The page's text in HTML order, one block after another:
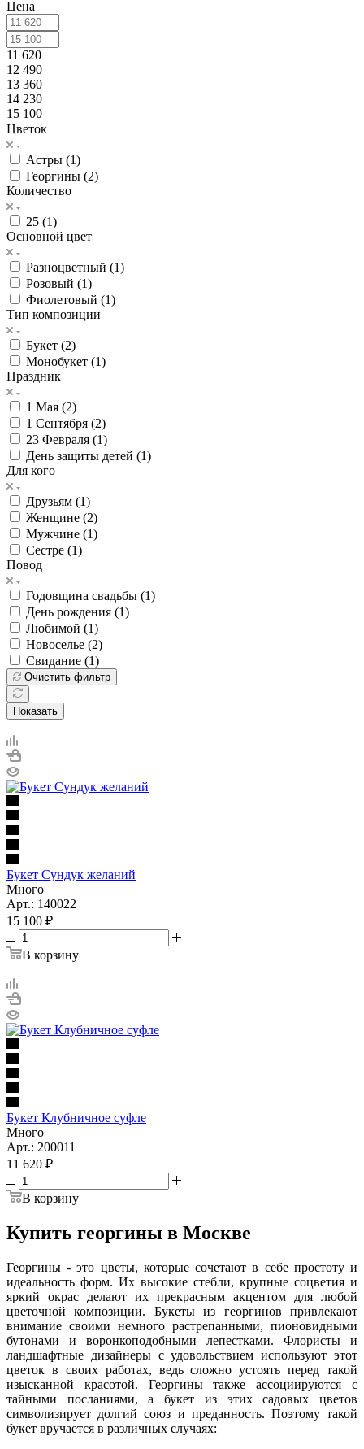
Цена
11 620
12 490
13 360
14 230
15 100
Цветок
Астры (1)
Георгины (2)
Количество
25 (1)
Основной цвет
Разноцветный (1)
Розовый (1)
Фиолетовый (1)
Тип композиции
Букет (2)
Монобукет (1)
Праздник
1 Мая (2)
1 Сентября (2)
23 Февраля (1)
День защиты детей (1)
Для кого
Друзьям (1)
Женщине (2)
Мужчине (1)
Сестре (1)
Повод
Годовщина свадьбы (1)
День рождения (1)
Любимой (1)
Новоселье (2)
Свидание (1)
Очистить фильтр
Показать
Букет Сундук желаний
Много
Арт.: 140022
15 100 ₽
В корзину
Букет Клубничное суфле
Много
Арт.: 200011
11 620 ₽
В корзину
Купить георгины в Москве
Георгины - это цветы, которые сочетают в себе простоту и
идеальность форм. Их высокие стебли, крупные соцветия и
яркий окрас делают их прекрасным акцентом для любой
цветочной композиции. Букеты из георгинов привлекают
внимание своими немного растрепанными, пионовидными
бутонами и воронкоподобными лепестками. Флористы и
ландшафтные дизайнеры с удовольствием используют этот
цветок в своих работах, ведь сложно устоять перед такой
изысканной красотой. Георгины также ассоциируются с
тайными посланиями, а букет из этих садовых цветов
символизирует долгий союз и преданность. Поэтому такой
букет вручается в различных случаях: